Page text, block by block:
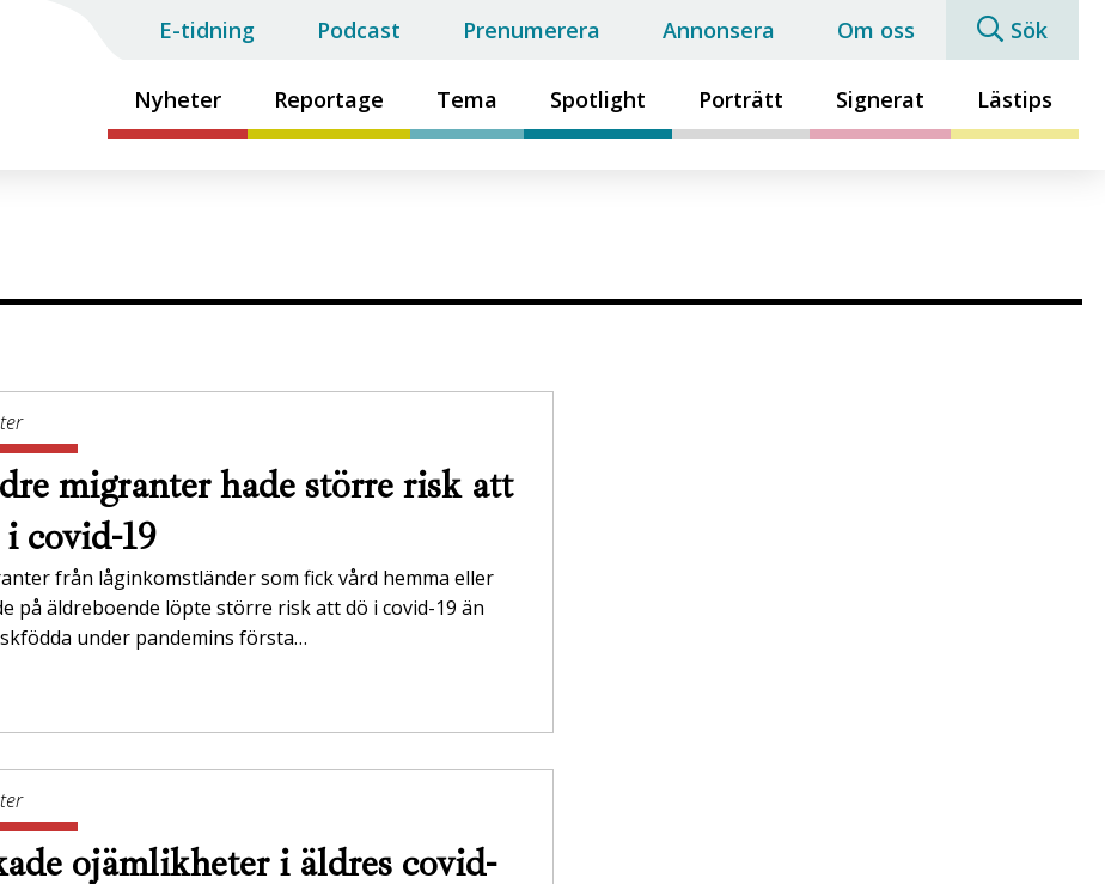
Nyheter Reportage Tema Spotlight Porträtt Signerat Lästips
E-tidning Podcast Prenumerera Annonsera Om oss Sök
migranter hade större risk att
covid-19
från låginkomstländer som fick vård hemma eller
på äldreboende löpte större risk att dö i covid-19 än
under pandemins första…
ojämlikheter i äldres covid-